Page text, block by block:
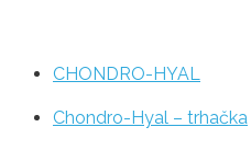
CHONDRO-HYAL
Chondro-Hyal – trhačka